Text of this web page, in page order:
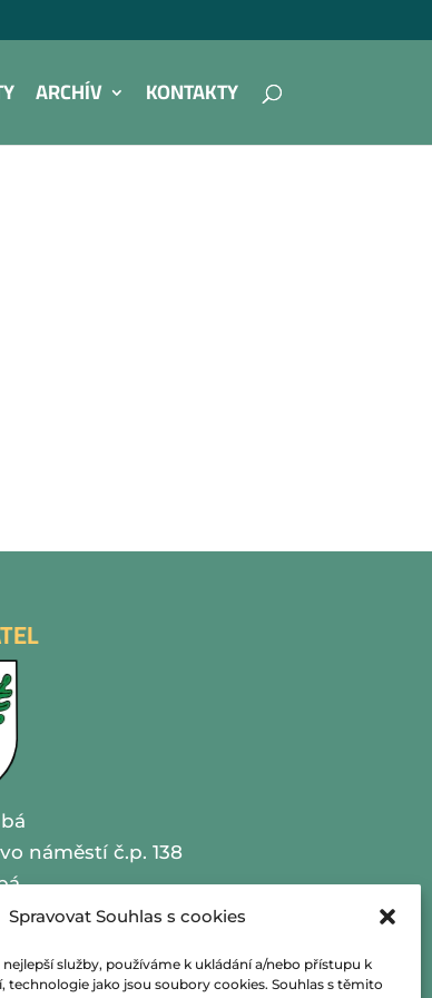
Spravovat Souhlas s cookies
služby, používáme k ukládání a/nebo přístupu k
technologie jako jsou soubory cookies. Souhlas s těmito
ARCHÍV KONTAKTY
náměstí č.p. 138
870 201